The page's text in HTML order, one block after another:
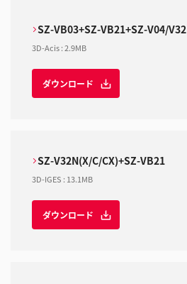
SZ-VB03+SZ-VB21+SZ-V04/V32
3D-Acis:2.9MB
ダウンロード
SZ-V32N(X/C/CX)+SZ-VB21
3D-IGES : 13.1MB
ダウンロード